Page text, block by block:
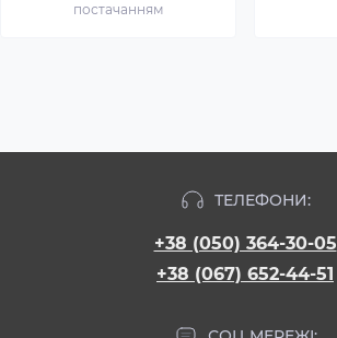
постачанням
ТЕЛЕФОНИ:
+38 (050) 364-30-05
+38 (067) 652-44-51